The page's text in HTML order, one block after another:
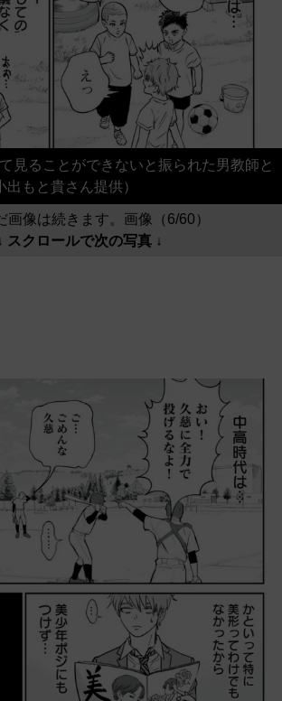
見ることができないと振られた男教師と
もと貴さん提供）
画像は続きます。画像（6/60）
スクロールで次の写真 ↓